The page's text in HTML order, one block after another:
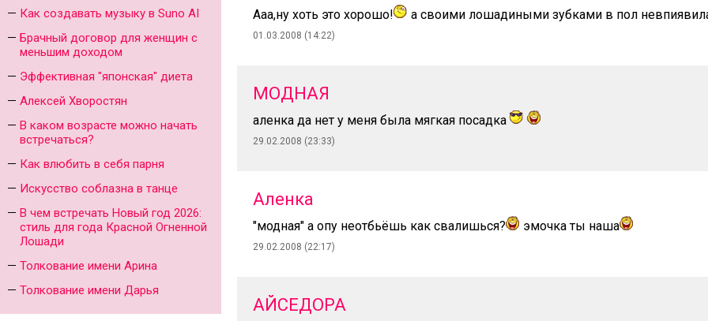
Как создавать музыку в Suno AI
Брачный договор для женщин с
меньшим доходом
Эффективная "японская" диета
Алексей Хворостян
В каком возрасте можно начать
встречаться?
Как влюбить в себя парня
Искусство соблазна в танце
В чем встречать Новый год 2026:
стиль для года Красной Огненной
Лошади
Толкование имени Арина
Толкование имени Дарья
Ааа,ну хоть это хорошо! а своими лошадиными зубками в пол
01.03.2008 (14:22)
МОДНАЯ
аленка да нет у меня была мягкая посадка
29.02.2008 (23:33)
Аленка
"модная" а опу неотбьёшь как свалишься? эмочка ты наша
29.02.2008 (22:17)
АЙСЕДОРА